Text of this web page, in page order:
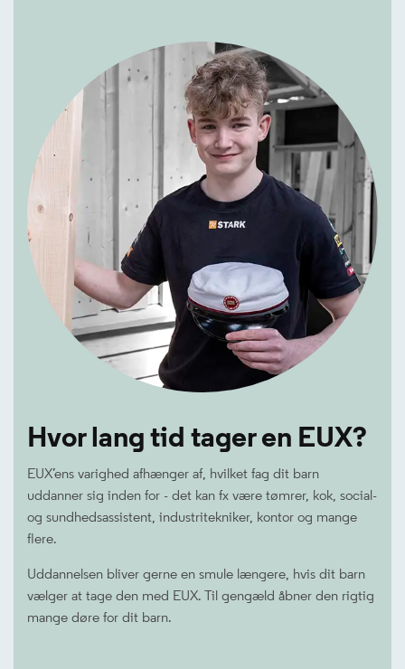
Hvor lang tid tager en EUX?
EUX’ens varighed afhænger af, hvilket fag dit barn
uddanner sig inden for - det kan fx være tømrer, kok, social-
og sundhedsassistent, industritekniker, kontor og mange
flere.
Uddannelsen bliver gerne en smule længere, hvis dit barn
vælger at tage den med EUX. Til gengæld åbner den rigtig
mange døre for dit barn.